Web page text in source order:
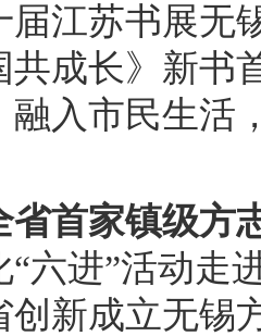
届江苏书展无
共成长》新书
融入市民生活
省首家镇级方
“六进”活动走
创新成立无锡